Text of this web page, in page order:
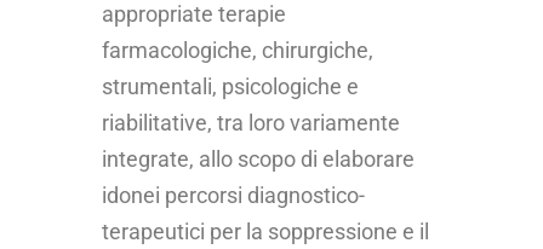
appropriate terapie
farmacologiche, chirurgiche,
strumentali, psicologiche e
riabilitative, tra loro variamente
integrate, allo scopo di elaborare
idonei percorsi diagnostico-
terapeutici per la soppressione e il